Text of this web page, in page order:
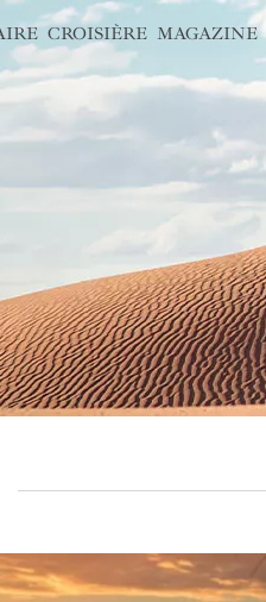
CROISIÈRE MAGAZINE